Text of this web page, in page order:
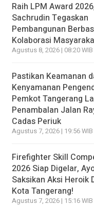
Raih LPM Award
Sachrudin Tegaskan
Pembangunan
Kolaborasi
Agustus 8, 2026 | 08:20 WIB
Pastikan Keamanan
Kenyamanan
Pemkot Tangerang
Penambalan Jalan
Cadas Periuk
Agustus 7, 2026 | 19:56 WIB
Firefighter Skill
2026 Siap Digelar,
Saksikan Aksi Heroik
Kota Tangerang!
Agustus 7, 2026 | 15:16 WIB